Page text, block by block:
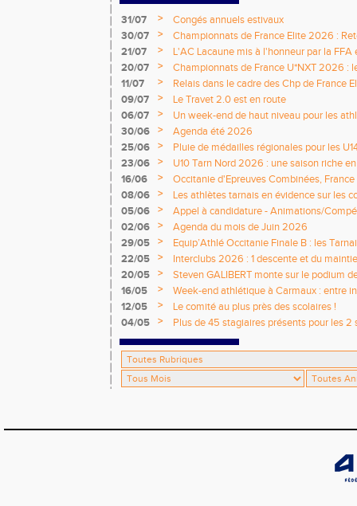
31/07 >
Congés annuels estivaux
30/07
>
Championnats de France Elite 2026 :
21/07
>
L'AC Lacaune mis à l'honneur par la
20/07
>
Championnats de France U*NXT 2026 :
titres nationaux !
11/07 >
Relais dans le cadre des Chp de France
09/07
>
Le Travet 2.0 est en route
06/07
>
Un week-end de haut niveau pour les
nationale
30/06 >
Agenda été 2026
25/06
>
Pluie de médailles régionales pour les
23/06
>
U10 Tarn Nord 2026 : une saison riche
émotions
16/06 >
Occitanie d'Epreuves Combinées,
National de Castres
08/06 >
Les athlètes tarnais en évidence sur les
05/06
>
Appel à candidature - Animations/
2026 / 2027
02/06 >
Agenda du mois de Juin 2026
29/05
>
Equip’Athlé Occitanie Finale B : les
22/05
>
Interclubs 2026 : 1 descente et du
20/05
>
Steven GALIBERT monte sur le podium
16/05
>
Week-end athlétique à Carmaux : entre
départementaux jeunes
12/05 >
Le comité au plus près des scolaires !
04/05
>
Plus de 45 stagiaires présents pour les 2